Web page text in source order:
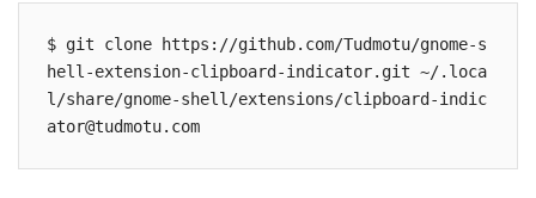
$ git clone https://github.com/Tudmotu/gnome-s
hell-extension-clipboard-indicator.git ~/.loca
l/share/gnome-shell/extensions/clipboard-indic